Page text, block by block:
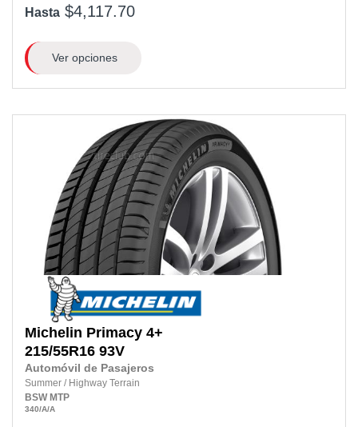
Hasta $4,117.70
Ver opciones
Michelin Primacy 4+
215/55R16 93V
Automóvil de Pasajeros
Summer / Highway Terrain
BSW MTP
340/A/A